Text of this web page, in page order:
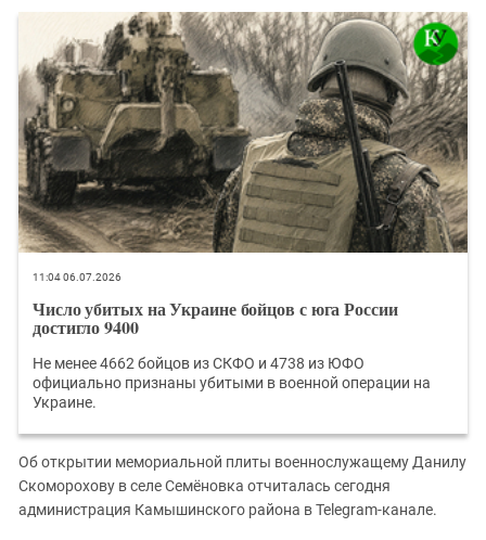
Южный Кавказ
ЮФО
11:04 06.07.2026
Число убитых на Украине бойцов с юга России
достигло 9400
Не менее 4662 бойцов из СКФО и 4738 из ЮФО
официально признаны убитыми в военной операции на
Украине.
Об открытии мемориальной плиты военнослужащему Данилу
Скоморохову в селе Семёновка отчиталась сегодня
администрация Камышинского района в Telegram-канале.